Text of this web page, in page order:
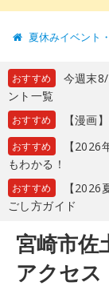
夏休みイベント
おすすめ
今週末
ント一覧
おすすめ 【漫画
おすすめ
【
もわかる！
おすすめ
【
ごし方ガイド
宮崎市佐
アクセス